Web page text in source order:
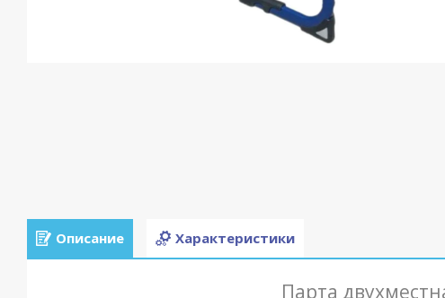
Описание Характеристики
Парта